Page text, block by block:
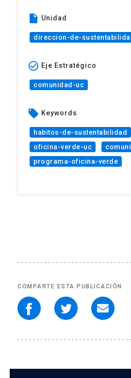
insert_drive_file Unidad
direccion-de-
check_circle_outline Eje Estratégico
comunidad-uc
local_offer Keywords
habitos-de-sustentabilidad
oficina-verde-uc
programa-oficina-verde
COMPARTE ESTA PUBLICACIÓN